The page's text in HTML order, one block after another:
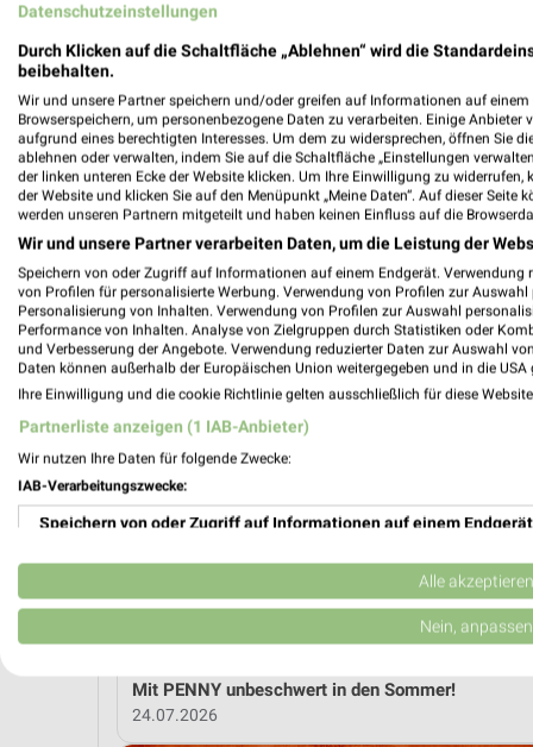
Angebote-Kalender für PENNY in
Aug.
03Mo 04Di 05Mi 06 Do 07Fr
PENNY - Angebote ab 03.08.
weekli Magazin
Mit PENNY unbeschwert in den Sommer!
24.07.2026
Datenschutzeinstellungen
Durch Klicken auf die Schaltfläche „Ablehnen“ wird die
beibehalten.
Wir und unsere Partner speichern und/oder greifen auf Informationen auf einem
Browserspeichern, um personenbezogene Daten zu verarbeiten. Einige
aufgrund eines berechtigten Interesses. Um dem zu widersprechen, öffnen Sie
ablehnen oder verwalten, indem Sie auf die Schaltfläche „Einstellungen
der linken unteren Ecke der Website klicken. Um Ihre Einwilligung zu
der Website und klicken Sie auf den Menüpunkt „Meine Daten“. Auf dieser
werden unseren Partnern mitgeteilt und haben keinen Einfluss auf die
Wir und unsere Partner verarbeiten Daten, um die Leistung der
Speichern von oder Zugriff auf Informationen auf einem Endgerät. Verwendung
von Profilen für personalisierte Werbung. Verwendung von Profilen zur
Personalisierung von Inhalten. Verwendung von Profilen zur Auswahl
Performance von Inhalten. Analyse von Zielgruppen durch Statistiken oder
und Verbesserung der Angebote. Verwendung reduzierter Daten zur Auswahl
Daten können außerhalb der Europäischen Union weitergegeben und in die USA
Ihre Einwilligung und die cookie Richtlinie gelten ausschließlich für diese
Partnerliste anzeigen (1 IAB-Anbieter)
Wir nutzen Ihre Daten für folgende Zwecke:
IAB-Verarbeitungszwecke:
Speichern von oder Zugriff auf Informationen auf einem Endgerät
Verwendung reduzierter Daten zur Auswahl von Werbeanzeigen
Erstellung von Profilen für personalisierte Werbung
Erstellung von Profilen zur Personalisierung von Inhalten
Alle akzeptieren
Nein, anpassen